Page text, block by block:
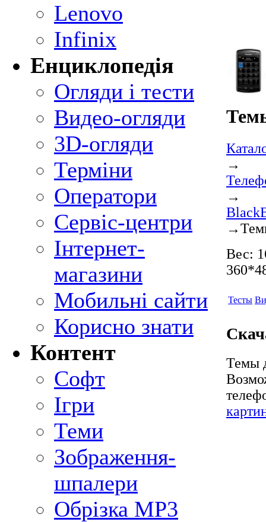
Lenovo
Infinix
Енциклопедія
Огляди і тести
Видео-огляди
3D-огляди
Терміни
Оператори
Сервіс-центри
Інтернет-
магазини
Мобильні сайти
Корисно знати
Контент
Софт
Ігри
Теми
Зображення-
шпалери
Обрізка MP3
→
→
→
Вес:
Тесты
Темы